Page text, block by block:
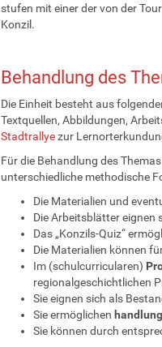
stufen mit einer der von der
Konzil.
Behandlung des
Die Einheit besteht aus
Textquellen, Abbildungen,
Stadtrallyezur
Für die Behandlung des
unterschiedliche methodische
Die Materialien und
Die Arbeitsblätter eignen
Das „Konzils-Quiz“
Die Materialien können
Im (schulcurricularen)
regionalgeschichtlichen
Sie eignen sich als
Sie ermöglichen
Sie können durch